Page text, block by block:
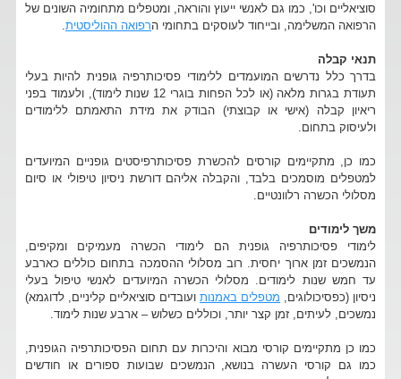
סוציאליים וכו', כמו גם לאנשי ייעוץ והוראה, ומטפלים מתחומיה השונים של
הרפואה המשלימה, ובייחוד לעוסקים בתחומי הרפואה ההוליסטית.
תנאי קבלה
בדרך כלל נדרשים המועמדים ללימודי פסיכותרפיה גופנית להיות בעלי
תעודת בגרות מלאה (או לכל הפחות בוגרי 12 שנות לימוד), ולעמוד בפני
ריאיון קבלה (אישי או קבוצתי) הבודק את מידת התאמתם ללימודים
ולעיסוק בתחום.
כמו כן, מתקיימים קורסים להכשרת פסיכותרפיסטים גופניים המיועדים
למטפלים מוסמכים בלבד, והקבלה אליהם דורשת ניסיון טיפולי או סיום
מסלולי הכשרה רלוונטיים.
משך לימודים
לימודי פסיכותרפיה גופנית הם לימודי הכשרה מעמיקים ומקיפים,
הנמשכים זמן ארוך יחסית. רוב מסלולי ההסמכה בתחום כוללים כארבע
עד חמש שנות לימודים. מסלולי הכשרה המיועדים לאנשי טיפול בעלי
ניסיון (כפסיכולוגים, מטפלים באמנותועובדים סוציאליים קליניים, לדוגמא)
נמשכים, לעיתים, זמן קצר יותר, וכוללים כשלוש – ארבע שנות לימוד.
כמו כן מתקיימים קורסי מבוא והיכרות עם תחום הפסיכותרפיה הגופנית,
כמו גם קורסי העשרה בנושא, הנמשכים שבועות ספורים או חודשים